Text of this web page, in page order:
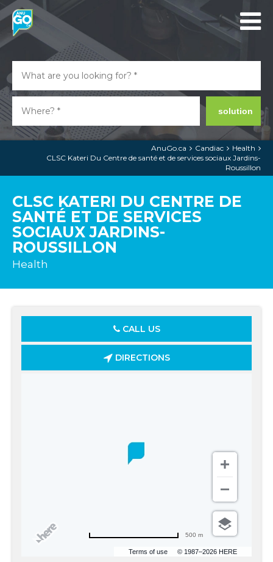
solution
AnuGo.ca Candiac
Health
CLSC Kateri Du Centre de santé et de services sociaux Jardins-
Roussillon
CLSC KATERI DU CENTRE DE
SANTÉ ET DE SERVICES
SOCIAUX JARDINS-
ROUSSILLON
Health
CALL US
DIRECTIONS
Terms of use © 1987–2026 HERE
500 m